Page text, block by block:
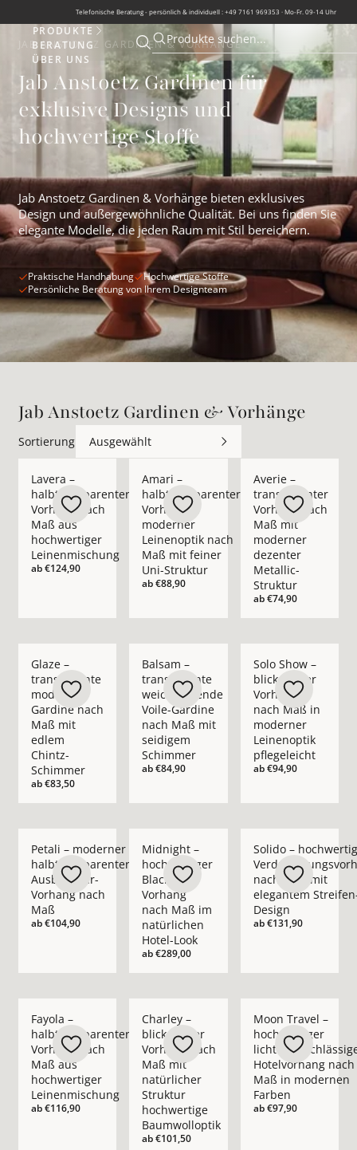
Telefonische Beratung - persönlich & individuell : +49 7161 969353 · Mo-Fr. 09-14 Uhr
Produkte
PRODUKTE
BERATUNG
ÜBER UNS
Suche öffnen
Suche öffnen
Produkte suchen...
JAB ANSTOETZ GARDINEN & VORHÄNGE
Jab Anstoetz Gardinen für
exklusive Designs und
hochwertige Stoffe
Jab Anstoetz Gardinen & Vorhänge bieten exklusives
Design und außergewöhnliche Qualität. Bei uns finden Sie
elegante Modelle, die jeden Raum mit Stil bereichern.
Praktische Handhabung
Hochwertige Stoffe
Persönliche Beratung von Ihrem Designteam
Jab Anstoetz Gardinen & Vorhänge
Sortierung Ausgewählt
Lavera –
halbtransparenter
Vorhang nach
Maß aus
hochwertiger
Leinenmischung
ab€124,90
Amari –
halbtransparenter
Vorhang in
moderner
Leinenoptik nach
Maß mit feiner
Uni-Struktur
ab€88,90
Averie –
transparenter
Vorhang nach
Maß mit
moderner
dezenter
Metallic-
Struktur
ab€74,90
Glaze –
transparente
moderne
Gardine nach
Maß mit
edlem
Chintz-
Schimmer
ab€83,50
Balsam –
transparente
weichfließende
Voile-Gardine
nach Maß mit
seidigem
Schimmer
ab€84,90
Solo Show –
blickdichter
Vorhang
nach Maß in
moderner
Leinenoptik
pflegeleicht
ab€94,90
Petali – moderner
halbtransparenter
Ausbrenner-
Vorhang nach
Maß
ab€104,90
Midnight –
hochwertiger
Blackout-
Vorhang
nach Maß im
natürlichen
Hotel-Look
ab€289,00
Solido –
nach Maß mit
elegantem
Design
ab€131,90
Fayola –
halbtransparenter
Vorhang nach
Maß aus
hochwertiger
Leinenmischung
ab€116,90
Charley –
blickdichter
Vorhang nach
Maß mit
natürlicher
Struktur
hochwertige
Baumwolloptik
ab€101,50
Moon Travel –
hochwertiger
Hotelvorhang nach
Maß in modernen
Farben
ab€97,90